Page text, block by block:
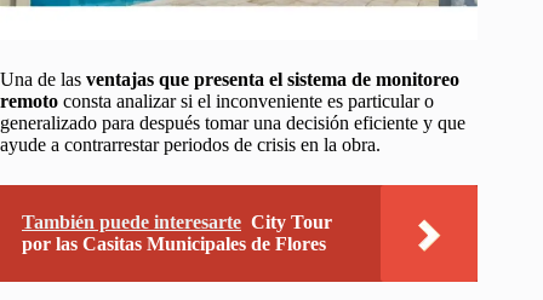
Una de las ventajas que presenta el sistema de monitoreo
remoto consta analizar si el inconveniente es particular o
generalizado para después tomar una decisión eficiente y que
ayude a contrarrestar periodos de crisis en la obra.
También puede interesarte City Tour
por las Casitas Municipales de Flores